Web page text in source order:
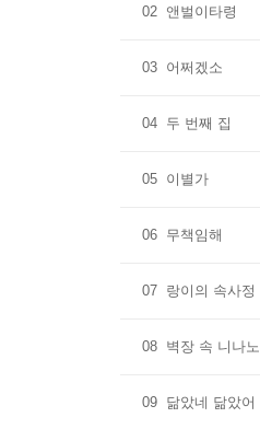
02 앤벌이타령
03 어쩌겠소
04 두 번째 집
05 이별가
06 무책임해
07 랑이의 속사정
08 벽장 속 니나노
09 닮았네 닮았어